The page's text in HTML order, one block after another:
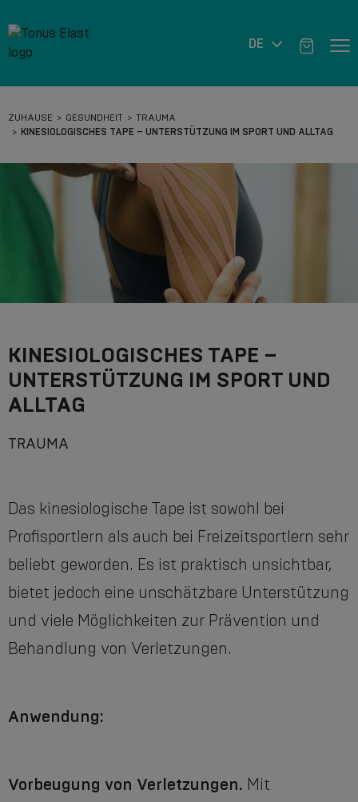
DE
ZUHAUSE GESUNDHEIT
TRAUMA
KINESIOLOGISCHES TAPE – UNTERSTÜTZUNG IM SPORT UND ALLTAG
KINESIOLOGISCHES TAPE –
UNTERSTÜTZUNG IM SPORT UND
ALLTAG
TRAUMA
Das kinesiologische Tape ist sowohl bei
Profisportlern als auch bei Freizeitsportlern sehr
beliebt geworden. Es ist praktisch unsichtbar,
bietet jedoch eine unschätzbare Unterstützung
und viele Möglichkeiten zur Prävention und
Behandlung von Verletzungen.
Anwendung:
Vorbeugung von Verletzungen. Mit